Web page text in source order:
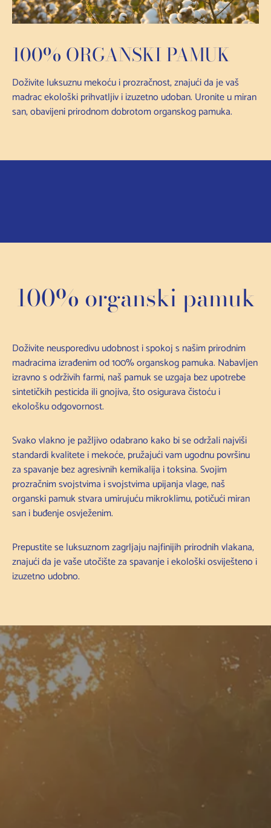
100% ORGANSKI PAMUK
Doživite luksuznu mekoću i prozračnost, znajući da je vaš
madrac ekološki prihvatljiv i izuzetno udoban. Uronite u miran
san, obavijeni prirodnom dobrotom organskog pamuka.
100% organski pamuk
Doživite neusporedivu udobnost i spokoj s našim prirodnim
madracima izrađenim od 100% organskog pamuka. Nabavljen
izravno s održivih farmi, naš pamuk se uzgaja bez upotrebe
sintetičkih pesticida ili gnojiva, što osigurava čistoću i
ekološku odgovornost.
Svako vlakno je pažljivo odabrano kako bi se održali najviši
standardi kvalitete i mekoće, pružajući vam ugodnu površinu
za spavanje bez agresivnih kemikalija i toksina. Svojim
prozračnim svojstvima i svojstvima upijanja vlage, naš
organski pamuk stvara umirujuću mikroklimu, potičući miran
san i buđenje osvježenim.
Prepustite se luksuznom zagrljaju najfinijih prirodnih vlakana,
znajući da je vaše utočište za spavanje i ekološki osviješteno i
izuzetno udobno.